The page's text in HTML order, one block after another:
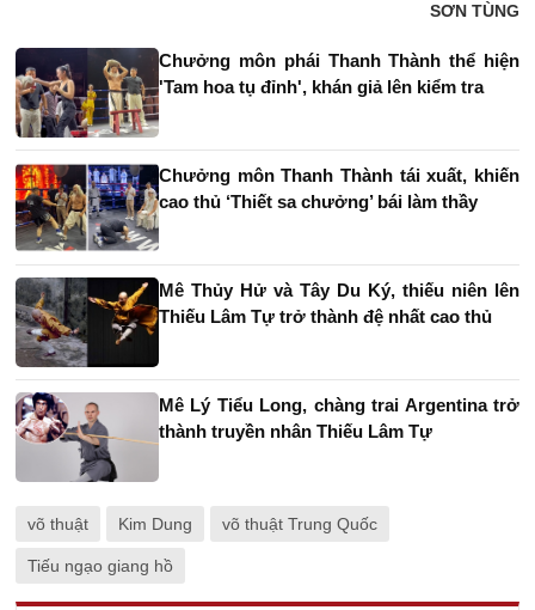
SƠN TÙNG
Chưởng môn phái Thanh Thành thể hiện
'Tam hoa tụ đỉnh', khán giả lên kiểm tra
Chưởng môn Thanh Thành tái xuất, khiến
cao thủ ‘Thiết sa chưởng’ bái làm thầy
Mê Thủy Hử và Tây Du Ký, thiếu niên lên
Thiếu Lâm Tự trở thành đệ nhất cao thủ
Mê Lý Tiểu Long, chàng trai Argentina trở
thành truyền nhân Thiếu Lâm Tự
võ thuật Kim Dung võ thuật Trung Quốc
Tiếu ngạo giang hồ